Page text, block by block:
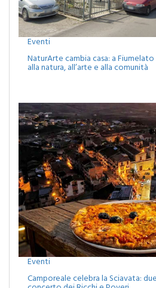
Eventi
NaturArte cambia casa: a
Eventi